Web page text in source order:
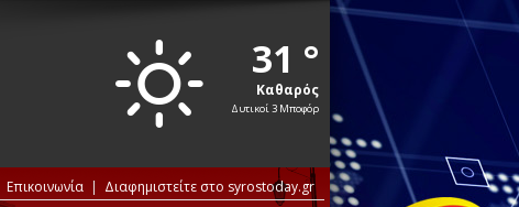
31 °
Καθαρός
Δυτικοί 3 Μποφόρ
Επικοινωνία
Διαφημιστείτε στο syrostoday.gr